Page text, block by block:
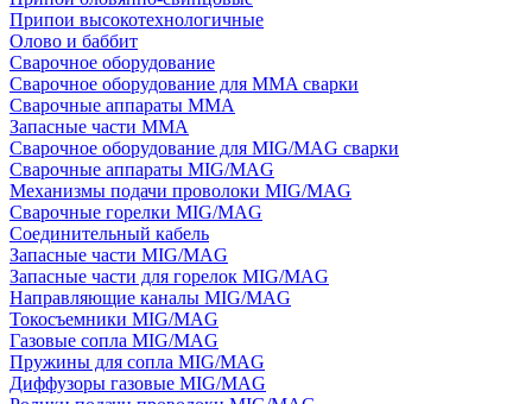
Припои высокотехнологичные
Олово и баббит
Сварочное оборудование
Сварочное оборудование для MMA сварки
Сварочные аппараты MMA
Запасные части MMA
Сварочное оборудование для MIG/MAG сварки
Сварочные аппараты MIG/MAG
Механизмы подачи проволоки MIG/MAG
Сварочные горелки MIG/MAG
Соединительный кабель
Запасные части MIG/MAG
Запасные части для горелок MIG/MAG
Направляющие каналы MIG/MAG
Токосъемники MIG/MAG
Газовые сопла MIG/MAG
Пружины для сопла MIG/MAG
Диффузоры газовые MIG/MAG